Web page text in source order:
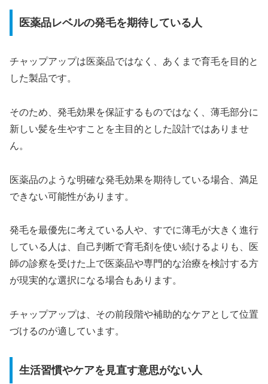
医薬品レベルの発毛を期待している人
チャップアップは医薬品ではなく、あくまで育毛を目的と
した製品です。
そのため、発毛効果を保証するものではなく、薄毛部分に
新しい髪を生やすことを主目的とした設計ではありませ
ん。
医薬品のような明確な発毛効果を期待している場合、満足
できない可能性があります。
発毛を最優先に考えている人や、すでに薄毛が大きく進行
している人は、自己判断で育毛剤を使い続けるよりも、医
師の診察を受けた上で医薬品や専門的な治療を検討する方
が現実的な選択になる場合もあります。
チャップアップは、その前段階や補助的なケアとして位置
づけるのが適しています。
生活習慣やケアを見直す意思がない人